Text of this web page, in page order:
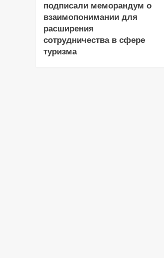
подписали меморандум о
взаимопонимании для
расширения
сотрудничества в сфере
туризма